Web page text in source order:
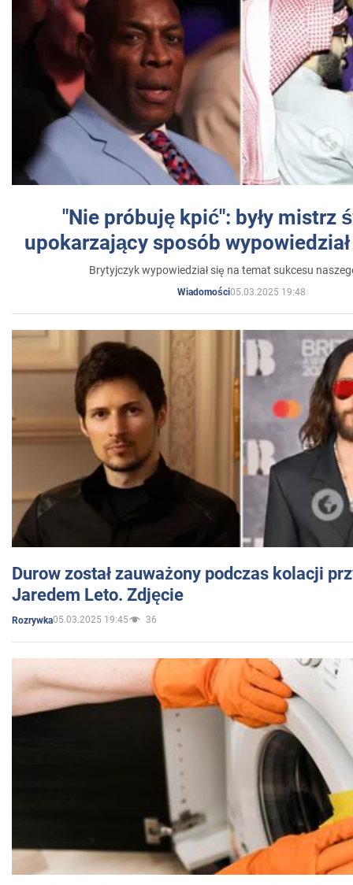
"Nie próbuję kpić": były mistrz
upokarzający sposób
Brytyjczyk wypowiedział się na temat sukcesu
Wiadomości05.03.2025 19:48
Durow został zauważony podczas kolacji
Jaredem Leto. Zdjęcie
Rozrywka05.03.2025 19:45 36